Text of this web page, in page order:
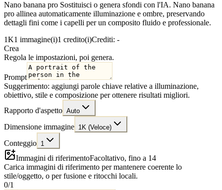
Nano banana pro Sostituisci o genera sfondi con l'IA. Nano banana
pro allinea automaticamente illuminazione e ombre, preservando
dettagli fini come i capelli per un composito fluido e professionale.
1K1 immagine(i)1 credito(i)Crediti: -
Crea
Regola le impostazioni, poi genera.
Prompt
Suggerimento: aggiungi parole chiave relative a illuminazione,
obiettivo, stile e composizione per ottenere risultati migliori.
Rapporto d'aspetto Auto
Dimensione immagine 1K (Veloce)
Conteggio 1
Immagini di riferimentoFacoltativo, fino a 14
Carica immagini di riferimento per mantenere coerente lo
stile/oggetto, o per fusione e ritocchi locali.
0/1